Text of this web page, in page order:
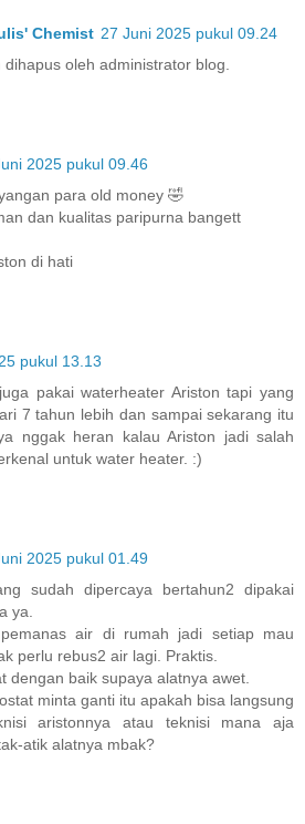
Chemist 27 Juni 2025 pukul 09.24
dihapus oleh administrator blog.
2025 pukul 09.46
para old money 🤣
dan kualitas paripurna bangett
di hati
pukul 13.13
pakai waterheater Ariston tapi yang
7 tahun lebih dan sampai sekarang itu
nggak heran kalau Ariston jadi salah
untuk water heater. :)
2025 pukul 01.49
sudah dipercaya bertahun2 dipakai
ya.
air di rumah jadi setiap mau
perlu rebus2 air lagi. Praktis.
dengan baik supaya alatnya awet.
minta ganti itu apakah bisa langsung
aristonnya atau teknisi mana aja
atik alatnya mbak?